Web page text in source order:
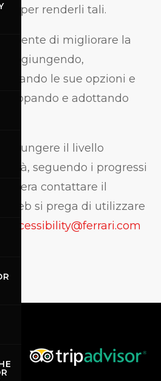
per renderli tali.
di migliorare la
aggiungendo,
le sue opzioni e
e adottando
il livello
seguendo i progressi
contattare il
web si prega di utilizzare
accessibility@ferrari.com